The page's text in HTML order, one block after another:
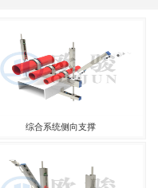
综合系统侧向支撑